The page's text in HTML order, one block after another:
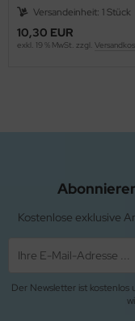
Versandeinheit: 1 Stück
10,30 EUR
exkl. 19 % MwSt. zzgl.
Kostenlose exklusive
Der Newsletter ist